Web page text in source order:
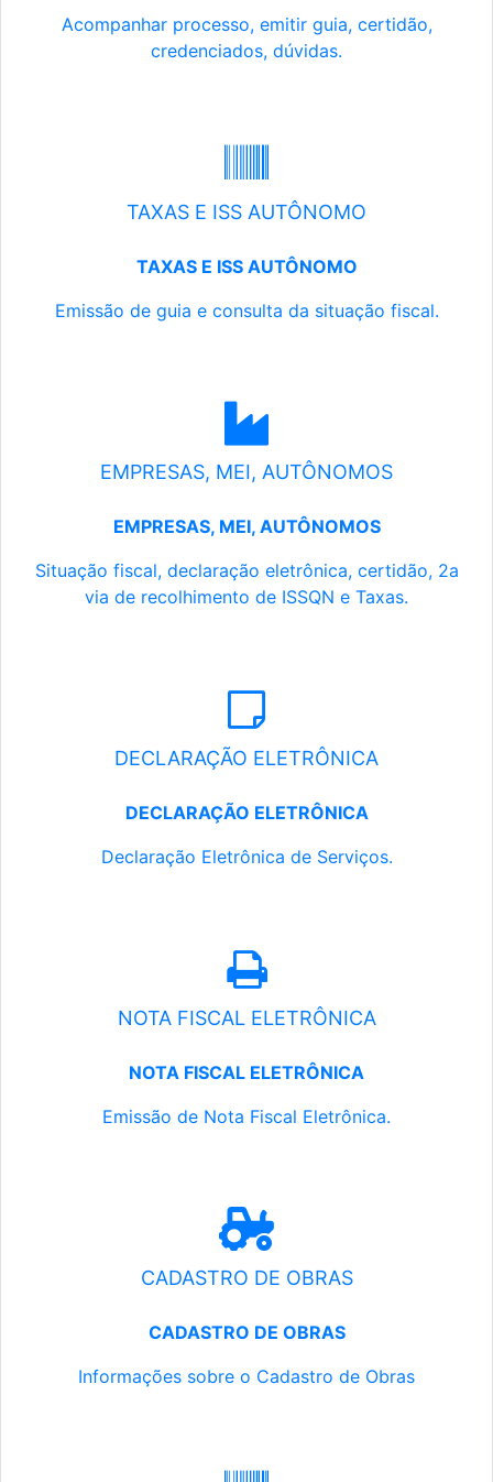
Acompanhar processo, emitir guia, certidão,
credenciados, dúvidas.
TAXAS E ISS AUTÔNOMO
TAXAS E ISS AUTÔNOMO
Emissão de guia e consulta da situação fiscal.
EMPRESAS, MEI, AUTÔNOMOS
EMPRESAS, MEI, AUTÔNOMOS
Situação fiscal, declaração eletrônica, certidão, 2a
via de recolhimento de ISSQN e Taxas.
DECLARAÇÃO ELETRÔNICA
DECLARAÇÃO ELETRÔNICA
Declaração Eletrônica de Serviços.
NOTA FISCAL ELETRÔNICA
NOTA FISCAL ELETRÔNICA
Emissão de Nota Fiscal Eletrônica.
CADASTRO DE OBRAS
CADASTRO DE OBRAS
Informações sobre o Cadastro de Obras